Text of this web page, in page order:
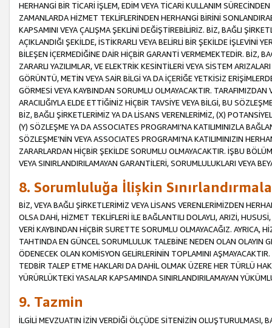
HERHANGİ BİR TİCARİ İŞLEM, EDİM VEYA TİCARİ KULLANIM
ZAMANLARDA HİZMET TEKLİFLERİNDEN HERHANGİ BİRİNİ
KAPSAMINI VEYA ÇALIŞMA ŞEKLİNİ DEĞİŞTİREBİLİRİZ. BİZ, BAĞLI
AÇIKLANDIĞI ŞEKİLDE, İSTİKRARLI VEYA BELİRLİ BİR ŞEKİLDE İŞLEVİNİ
BİLEŞEN İÇERMEDİĞİNE DAİR HİÇBİR GARANTİ VERMEMEKTEDİR. BİZ,
ZARARLI YAZILIMLAR, VE ELEKTRİK KESİNTİLERİ VEYA SİSTEM
GÖRÜNTÜ, METİN VEYA SAİR BİLGİ YA DA İÇERİĞE YETKİSİZ
GÖRMESİ VEYA KAYBINDAN SORUMLU OLMAYACAKTIR.
ARACILIĞIYLA ELDE ETTİĞİNİZ HİÇBİR TAVSİYE VEYA BİLGİ, BU
BİZ, BAĞLI ŞİRKETLERİMİZ YA DA LİSANS VERENLERİMİZ, (X)
(Y) SÖZLEŞME YA DA ASSOCIATES PROGRAMI’NA KATILIMINIZLA
SÖZLEŞME’NİN VEYA ASSOCIATES PROGRAMI’NA KATILIMINIZIN
ZARARLARDAN HİÇBİR ŞEKİLDE SORUMLU OLMAYACAKTIR. İŞBU
VEYA SINIRLANDIRILAMAYAN GARANTİLERİ, SORUMLULUKLARI VEYA
8. Sorumluluğa İlişkin
BİZ, VEYA BAĞLI ŞİRKETLERİMİZ VEYA LİSANS VERENLERİMİZDEN
OLSA DAHİ, HİZMET TEKLİFLERİ İLE BAĞLANTILI DOLAYLI, ARIZİ,
VERİ KAYBINDAN HİÇBİR SURETTE SORUMLU OLMAYACAĞIZ. AYRICA,
TAHTINDA EN GÜNCEL SORUMLULUK TALEBİNE NEDEN OLAN OLAYIN
ÖDENECEK OLAN KOMİSYON GELİRLERİNİN TOPLAMINI
TEDBİR TALEP ETME HAKLARI DA DAHİL OLMAK ÜZERE HER TÜRLÜ
YÜRÜRLÜKTEKİ YASALAR KAPSAMINDA SINIRLANDIRILAMAYAN
9. Tazmin
İLGİLİ MEVZUATIN İZİN VERDİĞİ ÖLÇÜDE SİTENİZİN OLUŞTURULMASI,